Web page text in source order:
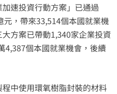
速投資行動方案」已通過
，帶來33,514個本國就業機
方案已帶動1,340家企業投資
4,387個本國就業機會，後續
中使用環氧樹脂封裝的材料